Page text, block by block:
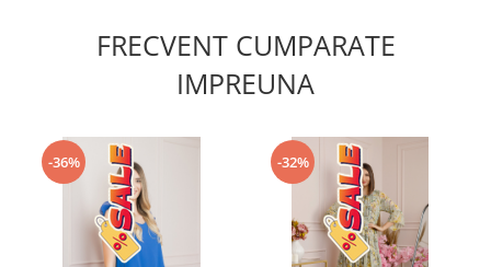
FRECVENT CUMPARATE
IMPREUNA
-36% -32%